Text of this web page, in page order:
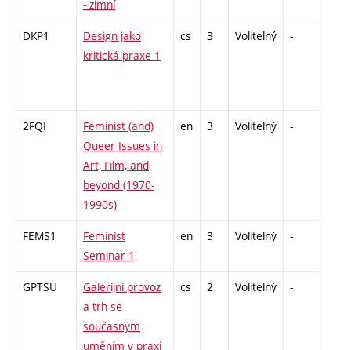
- zimní
DKP1
Design jako
kritická praxe 1
cs 3 Volitelný -
2FQI
Feminist (and)
Queer Issues in
Art, Film, and
beyond (1970-
1990s)
en 3 Volitelný -
FEMS1
Feminist
Seminar 1
en 3 Volitelný -
GPTSU
Galerijní provoz
a trh se
současným
uměním v praxi
cs 2 Volitelný -